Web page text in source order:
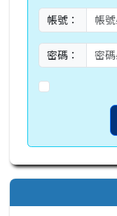
帳號：
密碼：